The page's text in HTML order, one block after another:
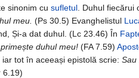
sinonim cusufletul . Duhul
meu. (Ps 30.5) Evanghelistul
Și-a dat duhul. (Lc 23.46) În
duhul meu! (FA 7.59)
iar tot în aceeași epistolă scrie:Sau
6.19)